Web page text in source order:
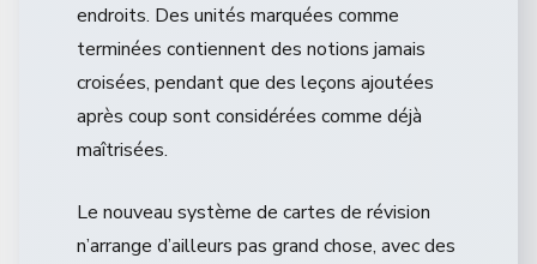
endroits. Des unités marquées comme
terminées contiennent des notions jamais
croisées, pendant que des leçons ajoutées
après coup sont considérées comme déjà
maîtrisées.
Le nouveau système de cartes de révision
n’arrange d’ailleurs pas grand chose, avec des